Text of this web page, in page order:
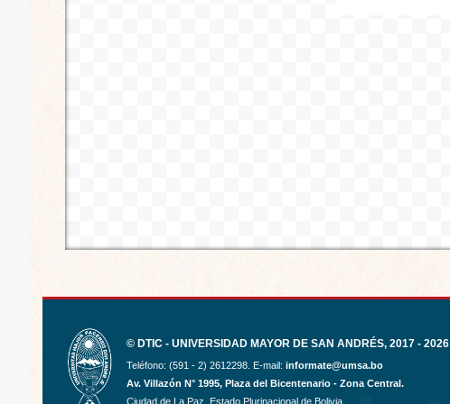
© DTIC - UNIVERSIDAD MAYOR DE SAN ANDRÉS, 2017 - 2026
Teléfono: (591 - 2) 2612298. E-mail: informate@umsa.bo
Av. Villazón N° 1995, Plaza del Bicentenario - Zona Central.
Ciudad de La Paz. Estado Plurinacional de Bolivia